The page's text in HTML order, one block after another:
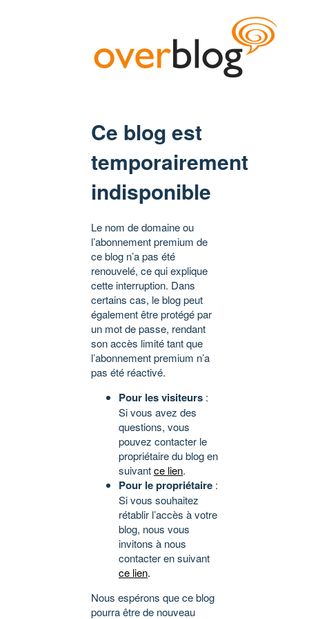
Ce blog est
temporairement
indisponible
Le nom de domaine ou
l’abonnement premium de
ce blog n’a pas été
renouvelé, ce qui explique
cette interruption. Dans
certains cas, le blog peut
également être protégé par
un mot de passe, rendant
son accès limité tant que
l’abonnement premium n’a
pas été réactivé.
Pour les visiteurs :
Si vous avez des
questions, vous
pouvez contacter le
propriétaire du blog en
suivantce lien.
Pour le propriétaire :
Si vous souhaitez
rétablir l’accès à votre
blog, nous vous
invitons à nous
contacter en suivant
ce lien.
Nous espérons que ce blog
pourra être de nouveau